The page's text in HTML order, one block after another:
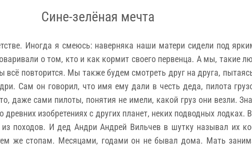
Сине-зелёная мечта
Иногда я смеюсь: наверняка наши матери сидели под
о том, кто и как кормит своего первенца. А мы, такие
повторится. Мы также будем смотреть друг на друга,
Сам он говорил, что имя ему дали в честь деда, пилота
даже сами пилоты, понятия не имели, какой груз они везли.
изобретениях с других планет, неких подводных лодках.
походов. И дед Андри Андрей Вильчев в шутку называл их
же стопам. Месяцами, годами он не бывал дома. Мать